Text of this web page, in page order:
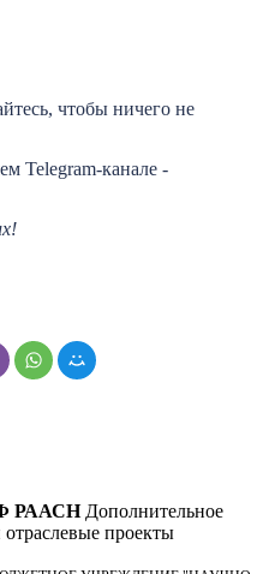
чтобы ничего не
Telegram-канале -
РААСН Дополнительное
проекты